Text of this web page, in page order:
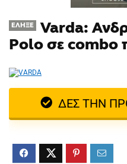
ΈΛΗΞΕ
Varda:
Polo σε
ΔΕΣ ΤΗΝ